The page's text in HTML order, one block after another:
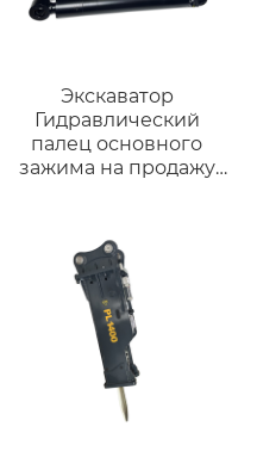
Экскаватор
Гидравлический
палец основного
зажима на продажу
CAT320E для
экскаваторов весом
20 тонн